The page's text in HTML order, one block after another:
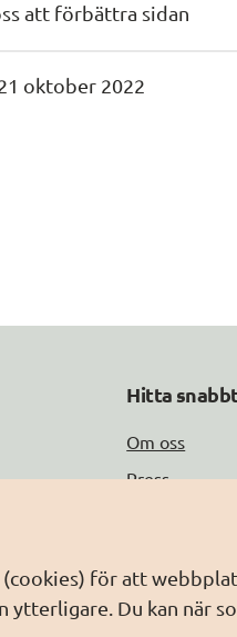
(cookies) för att
Du kan när
att förbättra sidan
oktober 2022
Hitta
Om oss
Press
Om